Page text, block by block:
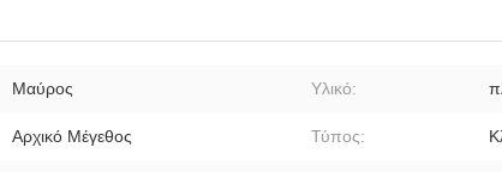
Μαύρος Υλικό:
Αρχικό Μέγεθος Τύπος: